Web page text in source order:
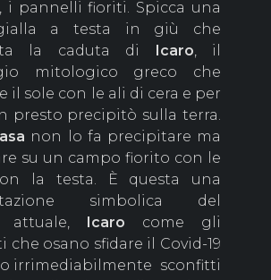
i pannelli fioriti. Spicca una
a testa in giù che
la caduta di Icaro , il
mitologico greco che
il sole con le ali di cera e per
presto precipitò sulla terra.
non lo fa precipitare ma
su un campo fiorito con le
la testa. È questa una
simbolica del
attuale, Icaro come gli
osano sfidare il Covid-19
irrimediabilmente sconfitti